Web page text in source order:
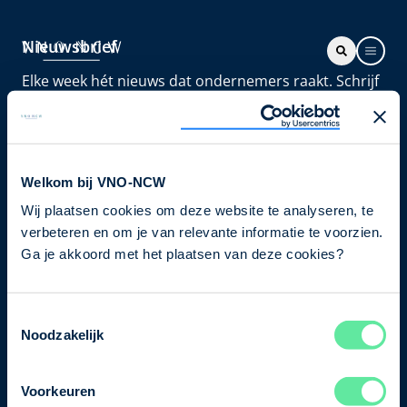
Welkom bij VNO-NCW
Wij plaatsen cookies om deze website te analyseren, te
verbeteren en om je van relevante informatie te voorzien.
Ga je akkoord met het plaatsen van deze cookies?
Noodzakelijk
Voorkeuren
Nieuwsbrief
Elke week hét nieuws dat ondernemers raakt. Schrijf
je nu in voor de VNO-NCW nieuwsbrief.
Schrijf je in
Direct naar
Ons verhaal
Bezuidenhoutseweg 12
T+31 70 349 03 49